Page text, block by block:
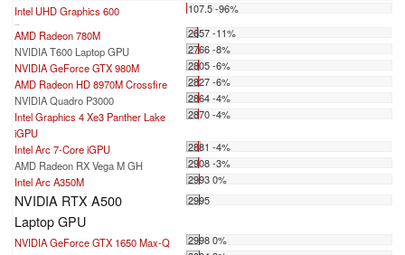
Intel UHD Graphics 600 107.5 -96%
...
AMD Radeon 780M
2657 -11%
NVIDIA T600 Laptop GPU
2766 -8%
NVIDIA GeForce GTX 980M
2805 -6%
AMD Radeon HD 8970M Crossfire
2827 -6%
NVIDIA Quadro P3000
2864 -4%
Intel Graphics 4 Xe3 Panther Lake
iGPU
2870 -4%
Intel Arc 7-Core iGPU
2881 -4%
AMD Radeon RX Vega M GH
2908 -3%
Intel Arc A350M
2993 0%
NVIDIA RTX A500
Laptop GPU
2995
NVIDIA GeForce GTX 1650 Max-Q
2998 0%